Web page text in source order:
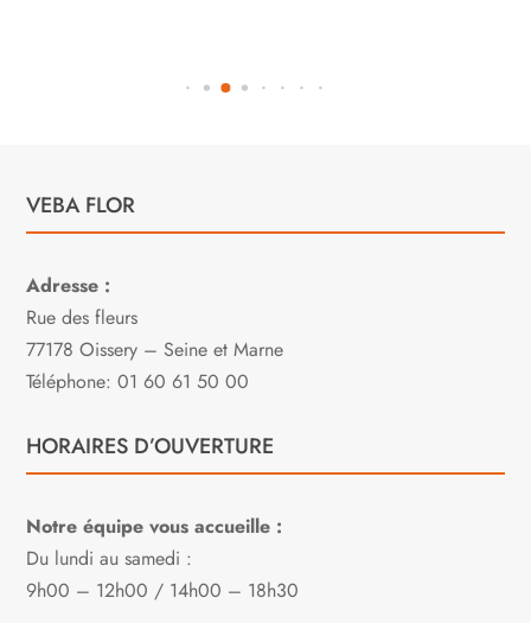
VEBA FLOR
Adresse :
Rue des fleurs
77178 Oissery – Seine et Marne
Téléphone: 01 60 61 50 00
HORAIRES D’OUVERTURE
Notre équipe vous accueille :
Du lundi au samedi :
9h00 – 12h00 / 14h00 – 18h30